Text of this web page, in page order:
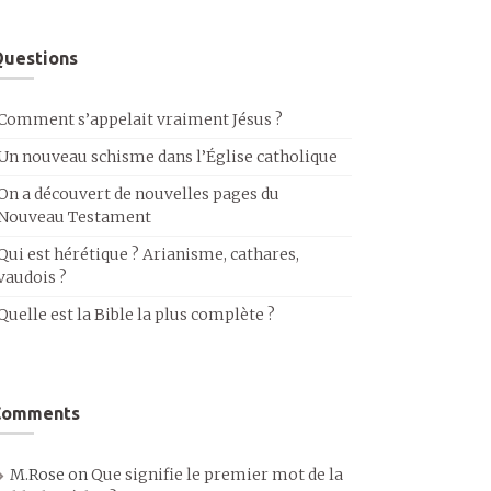
s’appelait vraiment Jésus ?
nouveau schisme dans l’Église catholique
a découvert de nouvelles pages du
Testament
est hérétique ? Arianisme, cathares,
?
est la Bible la plus complète ?
M.Rose onQue signifie le premier mot de la